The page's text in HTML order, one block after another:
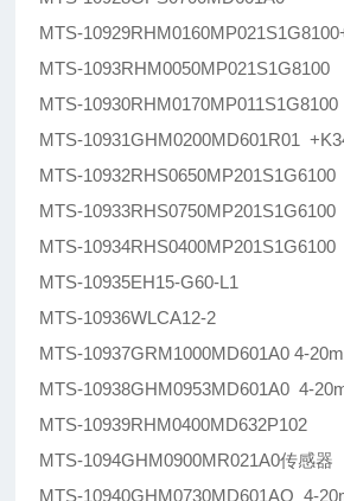
MTS-
MTS-1093RHM0050MP021S1G8100
MTS-10930RHM0170MP011S1G8100
MTS-10931GHM0200MD601R01
MTS-10932RHS0650MP201S1G6100
MTS-10933RHS0750MP201S1G6100
MTS-10934RHS0400MP201S1G6100
MTS-10935EH15-G60-L1
MTS-10936WLCA12-2
MTS-10937GRM1000MD601A0 4-
MTS-10938GHM0953MD601A0 4-
MTS-10939RHM0400MD632P102
MTS-1094GHM0900MR021A0传感器
MTS-10940GHM0730MD601AO 4-